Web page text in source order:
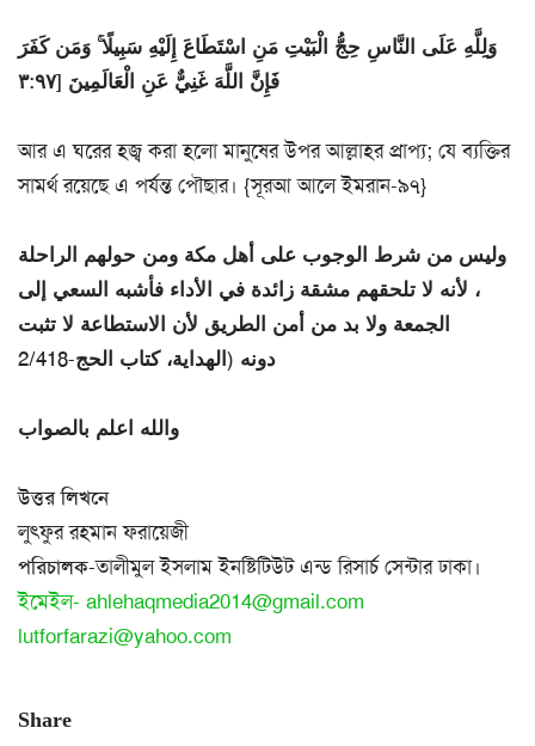
وَلِلَّهِ عَلَى النَّاسِ حِجُّ الْبَيْتِ مَنِ اسْتَطَاعَ إِلَيْهِ سَبِيلًا ۚ وَمَن كَفَرَ
فَإِنَّ اللَّهَ غَنِيٌّ عَنِ الْعَالَمِينَ [٣:٩٧
আর এ ঘরের হজ্ব করা হলো মানুষের উপর আল্লাহর প্রাপ্য; যে ব্যক্তির
সামর্থ রয়েছে এ পর্যন্ত পৌছার। {সূরআ আলে ইমরান-৯৭}
وليس من شرط الوجوب على أهل مكة ومن حولهم الراحلة
، لأنه لا تلحقهم مشقة زائدة في الأداء فأشبه السعي إلى
الجمعة ولا بد من أمن الطريق لأن الاستطاعة لا تثبت
دونه (الهداية، كتاب الحج-2/418
والله اعلم بالصواب
উত্তর লিখনে
লুৎফুর রহমান ফরায়েজী
পরিচালক-তালীমুল ইসলাম ইনষ্টিটিউট এন্ড রিসার্চ সেন্টার ঢাকা।
ইমেইল- ahlehaqmedia2014@gmail.com
lutforfarazi@yahoo.com
Share